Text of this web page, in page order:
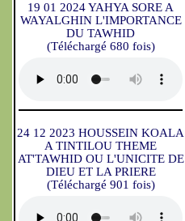
19 01 2024 YAHYA SORE A
WAYALGHIN L'IMPORTANCE
DU TAWHID
(Téléchargé 680 fois)
24 12 2023 HOUSSEIN KOALA
A TINTILOU THEME
AT'TAWHID OU L'UNICITE DE
DIEU ET LA PRIERE
(Téléchargé 901 fois)